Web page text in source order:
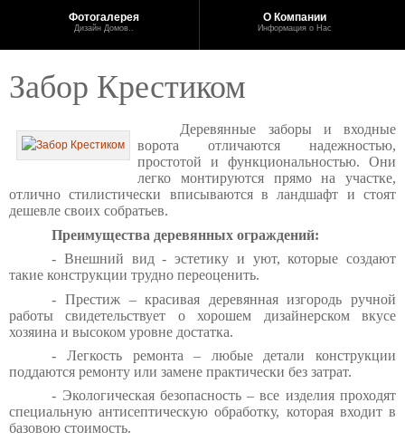
Фотогалерея
Дизайн Домов..
О Компании
Информация о Нас
Забор Крестиком
Деревянные заборы и входные
ворота отличаются надежностью,
простотой и функциональностью. Они
легко монтируются прямо на участке,
отлично стилистически вписываются в ландшафт и стоят
дешевле своих собратьев.
Преимущества деревянных ограждений:
- Внешний вид - эстетику и уют, которые создают
такие конструкции трудно переоценить.
- Престиж – красивая деревянная изгородь ручной
работы свидетельствует о хорошем дизайнерском вкусе
хозяина и высоком уровне достатка.
- Легкость ремонта – любые детали конструкции
поддаются ремонту или замене практически без затрат.
- Экологическая безопасность – все изделия проходят
специальную антисептическую обработку, которая входит в
базовою стоимость.